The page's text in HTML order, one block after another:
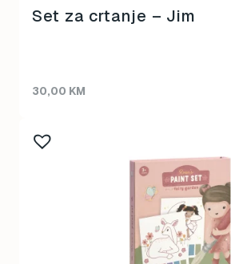
Set za crtanje – Jim
30,00 KM